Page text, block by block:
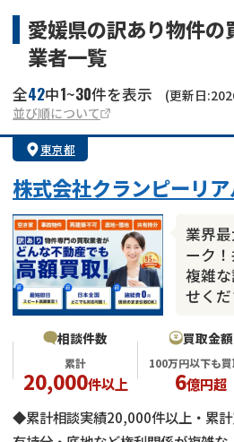
ゴミ屋敷
リースバック
訳あり不動産
土地売却
借地 不動
任意売却
アンケート調査
愛媛県の訳あり物件
業者一覧
全42中1~30件を表示
(更新日
並び順について
東京都
株式会社クランピーリ
業界
ーク
複雑
せくだ
相談件数
累計
20,000件以上
買取金額
100万円以下も
6億円超
◆累計相談実績20,000件以上・累